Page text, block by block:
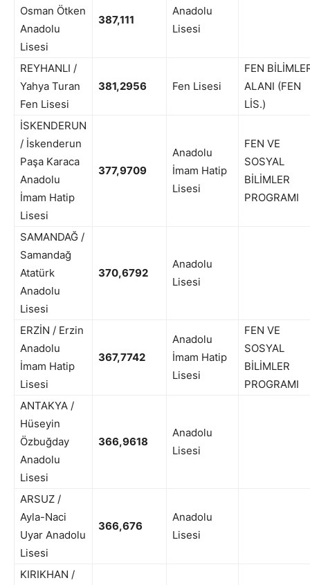
Osman Ötken
Anadolu
Lisesi
387,111
Anadolu
Lisesi
REYHANLI /
Yahya Turan
Fen Lisesi
381,2956 Fen Lisesi
FEN
ALANI (FEN
LİS.)
İSKENDERUN
/ İskenderun
Paşa Karaca
Anadolu
İmam Hatip
Lisesi
377,9709
Anadolu
İmam Hatip
Lisesi
FEN VE
SOSYAL
BİLİMLER
PROGRAMI
SAMANDAĞ /
Samandağ
Atatürk
Anadolu
Lisesi
370,6792
Anadolu
Lisesi
ERZİN / Erzin
Anadolu
İmam Hatip
Lisesi
367,7742
Anadolu
İmam Hatip
Lisesi
FEN VE
SOSYAL
BİLİMLER
PROGRAMI
ANTAKYA /
Hüseyin
Özbuğday
Anadolu
Lisesi
366,9618
Anadolu
Lisesi
ARSUZ /
Ayla-Naci
Uyar Anadolu
Lisesi
366,676
Anadolu
Lisesi
KIRIKHAN /